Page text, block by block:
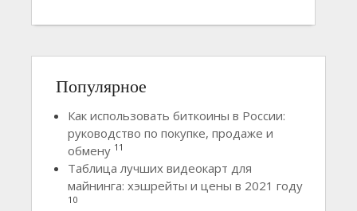
Популярное
Как использовать биткоины в России:
руководство по покупке, продаже и
обмену 11
Таблица лучших видеокарт для
майнинга: хэшрейты и цены в 2021 году
10